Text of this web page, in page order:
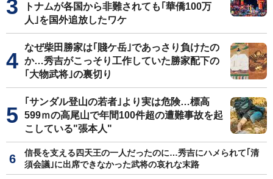
トナムが各国から非難されても｢華僑100万
人｣を国外追放したワケ
なぜ柴田勝家は｢賤ケ岳｣であっさり負けたの
か…秀吉がこっそり工作していた勝家配下の
｢大物武将｣の裏切り
｢サンダル登山の若者｣より実は危険…標高
599ｍの高尾山で年間100件超の遭難事故を起
こしている"張本人"
信長を支える四天王の一人だったのに…秀吉にハメられて｢清
須会議｣に出席できなかった武将の哀れな末路